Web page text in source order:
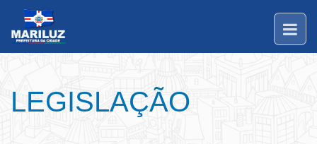
LEGISLAÇÃO